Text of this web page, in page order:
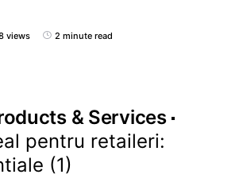
views 2 minute read
& Services
pentru retaileri:
(1)